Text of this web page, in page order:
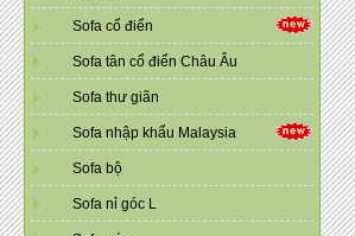
Sofa cổ điển
Sofa tân cổ điển Châu Âu
Sofa thư giãn
Sofa nhập khẩu Malaysia
Sofa bộ
Sofa nỉ góc L